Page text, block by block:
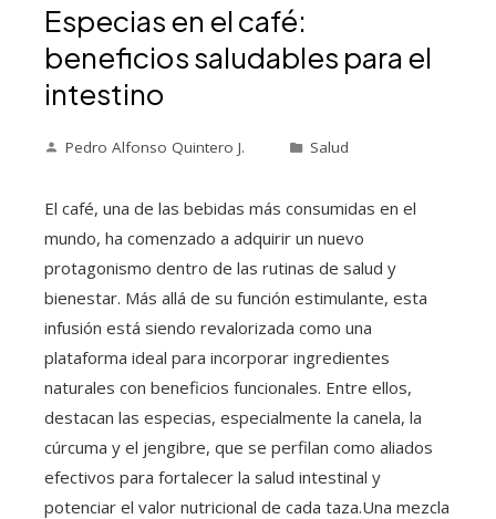
Especias en el café:
beneficios saludables para el
intestino
Pedro Alfonso Quintero J. Salud
El café, una de las bebidas más consumidas en el
mundo, ha comenzado a adquirir un nuevo
protagonismo dentro de las rutinas de salud y
bienestar. Más allá de su función estimulante, esta
infusión está siendo revalorizada como una
plataforma ideal para incorporar ingredientes
naturales con beneficios funcionales. Entre ellos,
destacan las especias, especialmente la canela, la
cúrcuma y el jengibre, que se perfilan como aliados
efectivos para fortalecer la salud intestinal y
potenciar el valor nutricional de cada taza.Una mezcla